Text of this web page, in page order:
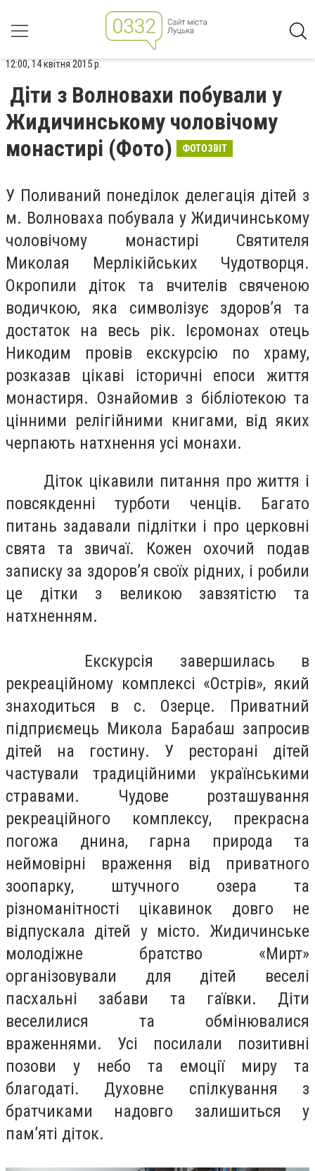
12:00, 14 квітня 2015 р.
Діти з Волновахи побували у
Жидичинському чоловічому
монастирі (Фото)
ФОТОЗВІТ
У Поливаний понеділок делегація дітей з
м. Волноваха побувала у Жидичинському
чоловічому монастирі Святителя
Миколая Мерлікійських Чудотворця.
Окропили діток та вчителів свяченою
водичкою, яка символізує здоров’я та
достаток на весь рік. Ієромонах отець
Никодим провів екскурсію по храму,
розказав цікаві історичні епоси життя
монастиря. Ознайомив з бібліотекою та
цінними релігійними книгами, від яких
черпають натхнення усі монахи.
Діток цікавили питання про життя і
повсякденні турботи ченців. Багато
питань задавали підлітки і про церковні
свята та звичаї. Кожен охочий подав
записку за здоров’я своїх рідних, і робили
це дітки з великою завзятістю та
натхненням.
Екскурсія завершилась в
рекреаційному комплексі «Острів», який
знаходиться в с. Озерце. Приватний
підприємець Микола Барабаш запросив
дітей на гостину. У ресторані дітей
частували традиційними українськими
стравами. Чудове розташування
рекреаційного комплексу, прекрасна
погожа днина, гарна природа та
неймовірні враження від приватного
зоопарку, штучного озера та
різноманітності цікавинок довго не
відпускала дітей у місто. Жидичинське
молодіжне братство «Мирт»
організовували для дітей веселі
пасхальні забави та гаївки. Діти
веселилися та обмінювалися
враженнями. Усі посилали позитивні
позови у небо та емоції миру та
благодаті. Духовне спілкування з
братчиками надовго залишиться у
пам’яті діток.